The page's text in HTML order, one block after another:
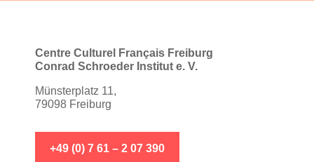
Centre Culturel Français Freiburg
Conrad Schroeder Institut e. V.
Münsterplatz 11,
79098 Freiburg
+49 (0) 7 61 – 2 07 390